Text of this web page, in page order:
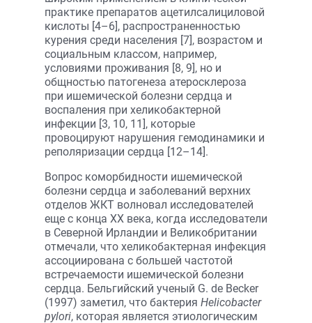
практике препаратов ацетилсалициловой
кислоты [4–6], распространенностью
курения среди населения [7], возрастом и
социальным классом, например,
условиями проживания [8, 9], но и
общностью патогенеза атеросклероза
при ишемической болезни сердца и
воспаления при хеликобактерной
инфекции [3, 10, 11], которые
провоцируют нарушения гемодинамики и
реполяризации сердца [12–14].
Вопрос коморбидности ишемической
болезни сердца и заболеваний верхних
отделов ЖКТ волновал исследователей
еще с конца ХХ века, когда исследователи
в Северной Ирландии и Великобритании
отмечали, что хеликобактерная инфекция
ассоциирована с большей частотой
встречаемости ишемической болезни
сердца. Бельгийский ученый G. de Becker
(1997) заметил, что бактерия Helicobacter
pylori, которая является этиологическим